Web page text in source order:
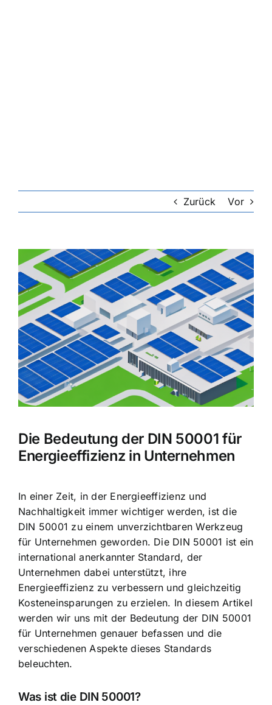
Zurück Vor
Zeige
grösseres
Bild
Die Bedeutung der DIN 50001 für
Energieeffizienz in Unternehmen
In einer Zeit, in der Energieeffizienz und
Nachhaltigkeit immer wichtiger werden, ist die
DIN 50001 zu einem unverzichtbaren Werkzeug
für Unternehmen geworden. Die DIN 50001 ist ein
international anerkannter Standard, der
Unternehmen dabei unterstützt, ihre
Energieeffizienz zu verbessern und gleichzeitig
Kosteneinsparungen zu erzielen. In diesem Artikel
werden wir uns mit der Bedeutung der DIN 50001
für Unternehmen genauer befassen und die
verschiedenen Aspekte dieses Standards
beleuchten.
Was ist die DIN 50001?